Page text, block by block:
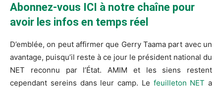
Abonnez-vous ICI à notre chaîne pour
avoir les infos en temps réel
D’emblée, on peut affirmer que Gerry Taama part avec un
avantage, puisqu’il reste à ce jour le président national du
NET reconnu par l’État. AMIM et les siens restent
cependant sereins dans leur camp. Le feuilleton NET a